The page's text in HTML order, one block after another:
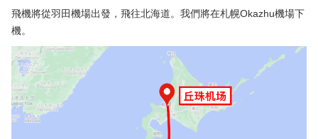
飛機將從羽田機場出發，飛往北海道。我們將在札幌Okazhu機場下
機。